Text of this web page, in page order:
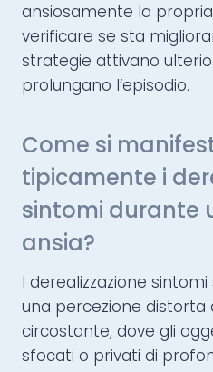
ansiosamente la
verificare se sta
strategie attivano
prolungano l’episodio.
Come si
tipicamente i
sintomi durante
ansia?
I derealizzazione
una percezione distorta
circostante, dove gli
sfocati o privati di